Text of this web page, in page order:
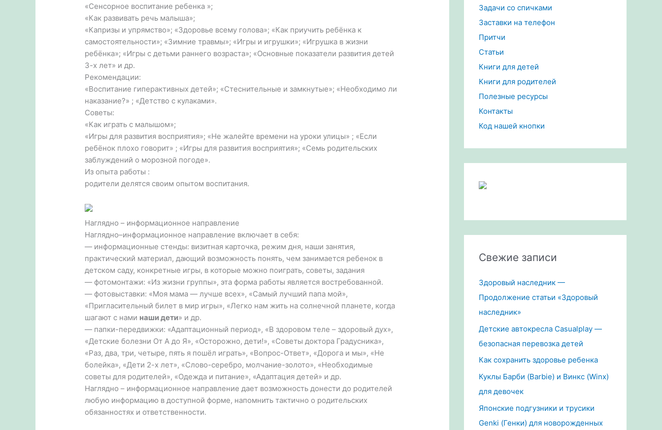
«Сенсорное воспитание ребенка »;
«Как развивать речь малыша»;
«Капризы и упрямство»; «Здоровье всему голова»; «Как приучить ребёнка к
самостоятельности»; «Зимние травмы»; «Игры и игрушки»; «Игрушка в жизни
ребёнка»; «Игры с детьми раннего возраста»; «Основные показатели развития детей
3-х лет» и др.
Рекомендации:
«Воспитание гиперактивных детей»; «Стеснительные и замкнутые»; «Необходимо ли
наказание?» ; «Детство с кулаками».
Советы:
«Как играть с малышом»;
«Игры для развития восприятия»; «Не жалейте времени на уроки улицы» ; «Если
ребёнок плохо говорит» ; «Игры для развития восприятия»; «Семь родительских
заблуждений о морозной погоде».
Из опыта работы :
родители делятся своим опытом воспитания.
Наглядно – информационное направление
Наглядно–информационное направление включает в себя:
— информационные стенды: визитная карточка, режим дня, наши занятия,
практический материал, дающий возможность понять, чем занимается ребенок в
детском саду, конкретные игры, в которые можно поиграть, советы, задания
— фотомонтажи: «Из жизни группы», эта форма работы является востребованной.
— фотовыставки: «Моя мама — лучше всех», «Самый лучший папа мой»,
«Пригласительный билет в мир игры», «Легко нам жить на солнечной планете, когда
шагают с нами наши дети» и др.
— папки-передвижки: «Адаптационный период», «В здоровом теле – здоровый дух»,
«Детские болезни От А до Я», «Осторожно, дети!», «Советы доктора Градусника»,
«Раз, два, три, четыре, пять я пошёл играть», «Вопрос-Ответ», «Дорога и мы», «Не
болейка», «Дети 2-х лет», «Слово-серебро, молчание-золото», «Необходимые
советы для родителей», «Одежда и питание», «Адаптация детей» и др.
Наглядно – информационное направление дает возможность донести до родителей
любую информацию в доступной форме, напомнить тактично о родительских
обязанностях и ответственности.
Задачи со спичками
Заставки на телефон
Притчи
Статьи
Книги для детей
Книги для родителей
Полезные ресурсы
Контакты
Код нашей кнопки
Свежие записи
Здоровый наследник —
Продолжение статьи «Здоровый
наследник»
Детские автокресла Casualplay —
безопасная перевозка детей
Как сохранить здоровье ребенка
Куклы Барби (Barbie) и Винкс (Winx)
для девочек
Японские подгузники и трусики
Genki (Генки) для новорожденных